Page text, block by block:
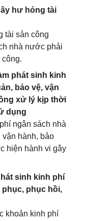
hư hỏng tài
tài sản công
nhà nước phải
phát sinh kinh
bảo vệ, vận
xử lý kịp thời
dụng
ngân sách nhà
hành, bảo
hiện hành vi gây
sinh kinh phí
phục hồi,
khoản kinh phí